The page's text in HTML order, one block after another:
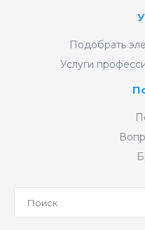
Подобрать
Услуги